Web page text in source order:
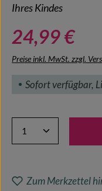
Ihres Kindes
24,99 €
Preise inkl. MwSt. zzgl.
Sofort verfügbar,
Produkt Anzahl:
Zum Merkzettel